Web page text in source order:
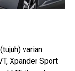
varian:
Xpander Sport